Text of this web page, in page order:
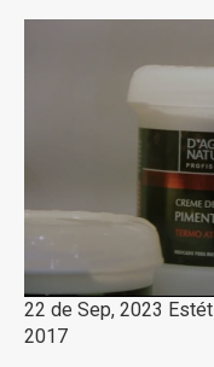
22 de Sep, 2023
2017